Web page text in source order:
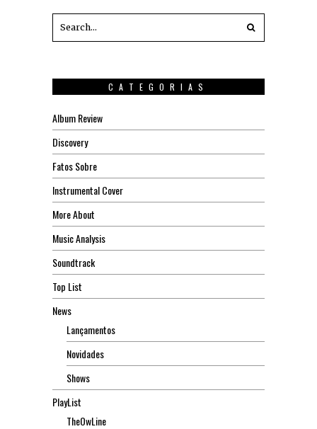
CATEGORIAS
Album Review
Discovery
Fatos Sobre
Instrumental Cover
More About
Music Analysis
Soundtrack
Top List
News
Lançamentos
Novidades
Shows
PlayList
TheOwLine